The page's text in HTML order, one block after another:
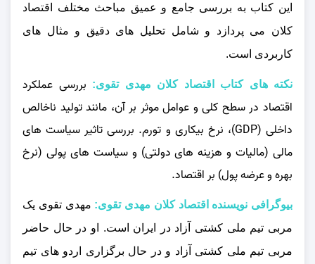
این کتاب به بررسی جامع و عمیق مباحث مختلف اقتصاد
کلان می‌ پردازد و شامل تحلیل‌ های دقیق و مثال‌ های
کاربردی است.
نکته های کتاب اقتصاد کلان مهدی تقوی: بررسی عملکرد
اقتصاد در سطح کلی و عوامل موثر بر آن، مانند تولید ناخالص
داخلی (GDP)، نرخ بیکاری و تورم. بررسی تاثیر سیاست‌ های
مالی (مالیات و هزینه‌ های دولتی) و سیاست‌ های پولی (نرخ
بهره و عرضه پول) بر اقتصاد.
بیوگرافی نویسنده اقتصاد کلان مهدی تقوی: مهدی تقوی یک
مربی تیم ملی کشتی آزاد در ایران است. او در حال حاضر
مربی تیم ملی کشتی آزاد و در حال برگزاری اردو های تیم